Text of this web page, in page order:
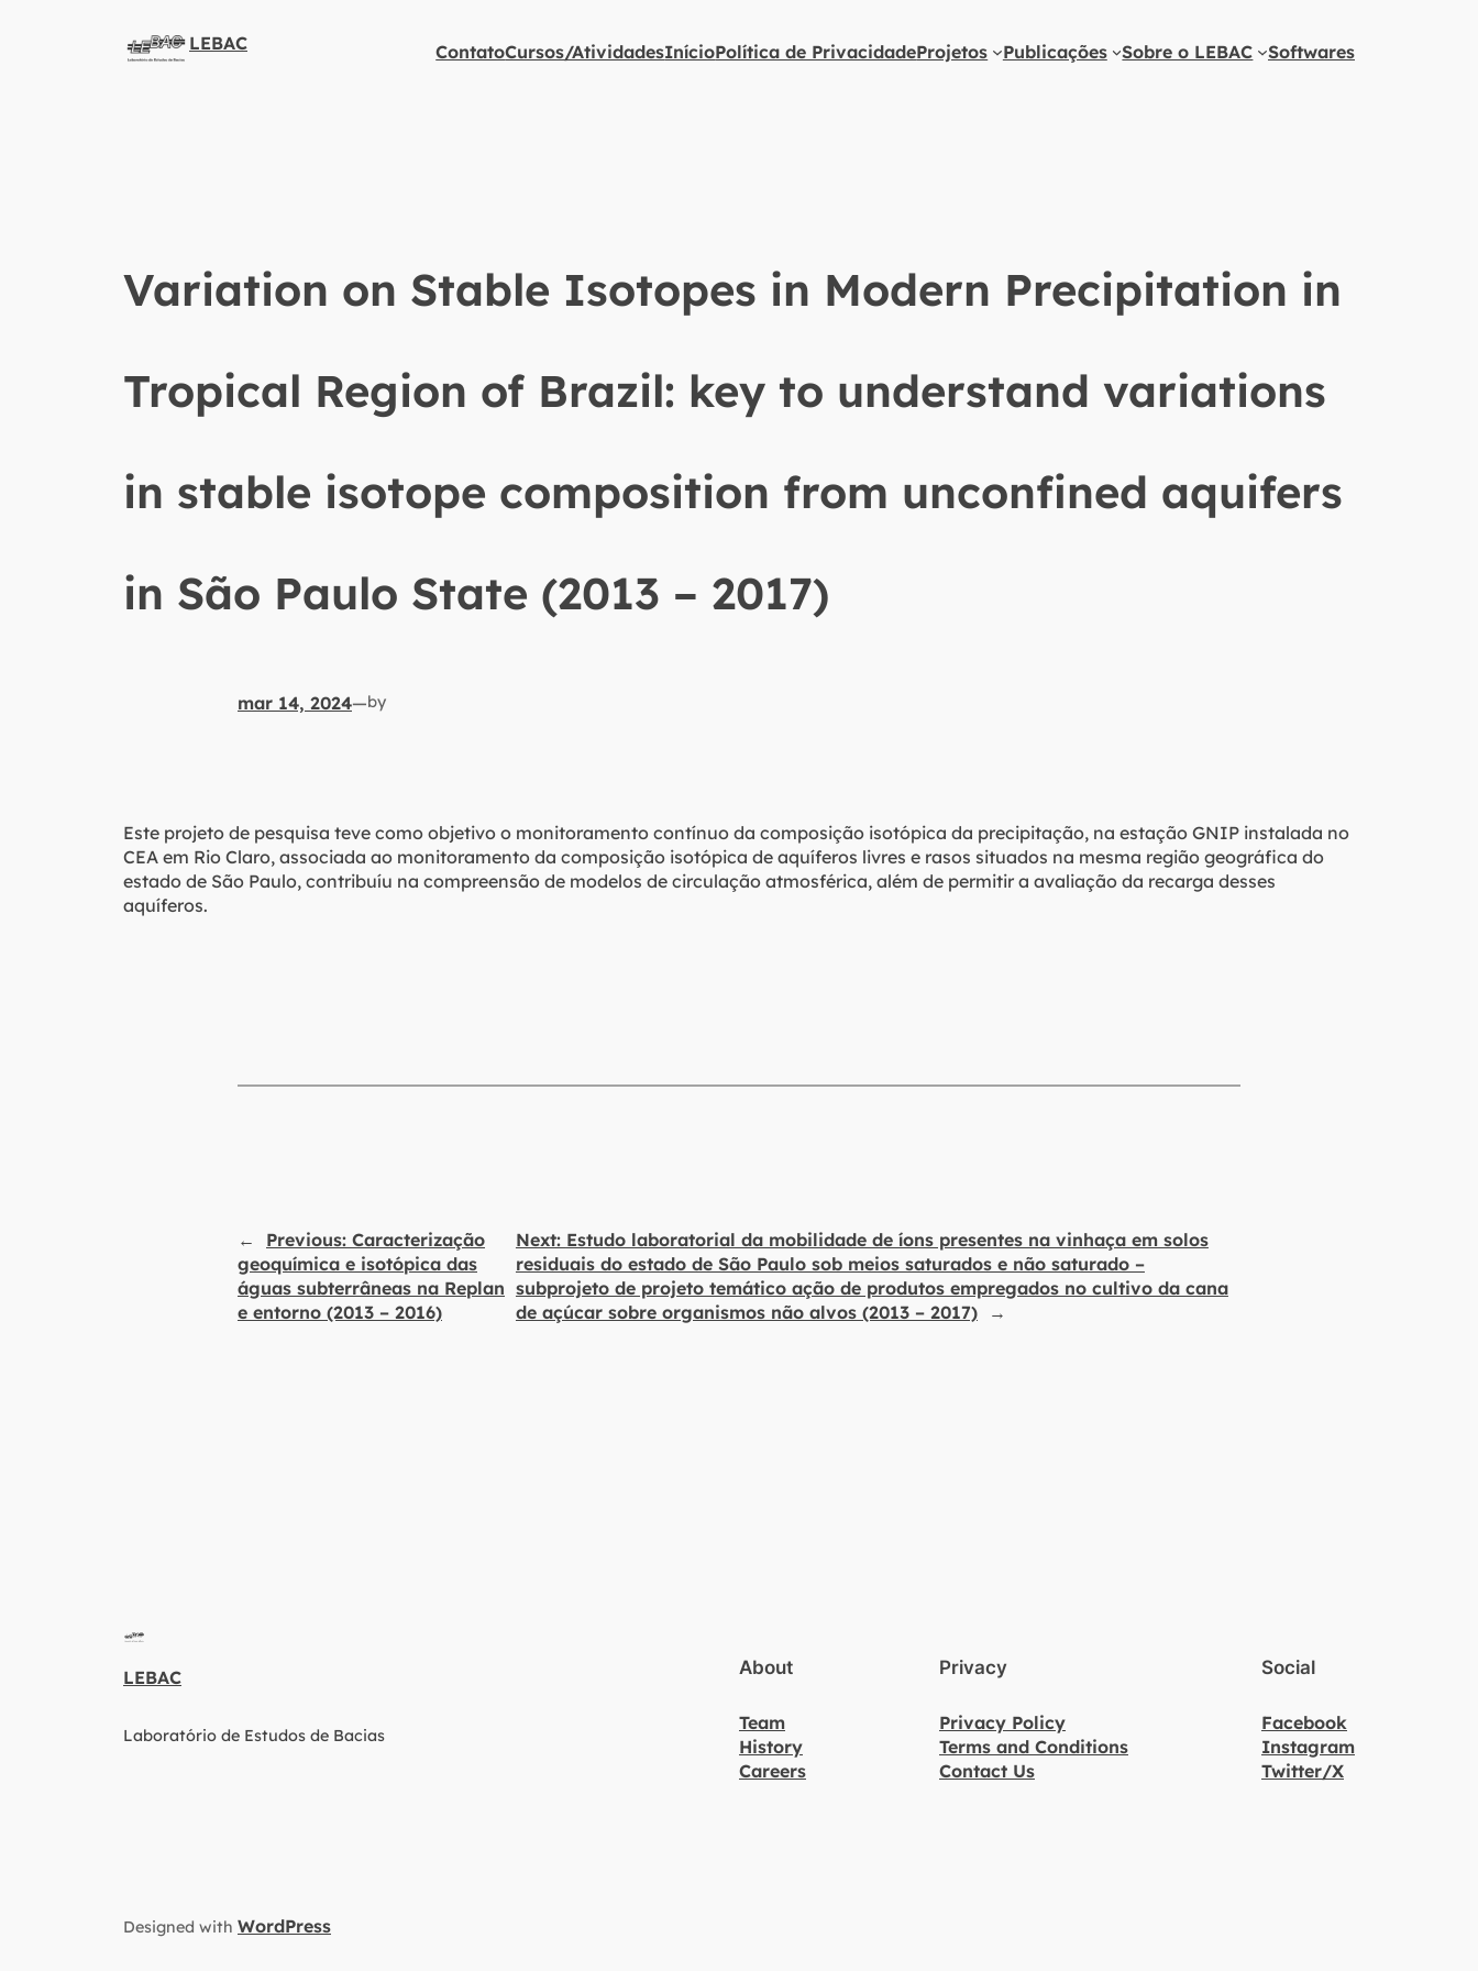
LEBAC ContatoCursos/AtividadesInícioPolítica de PrivacidadeProjetos Publicações Sobre o LEBAC Softwares
Variation on Stable Isotopes in Modern Precipitation in
Tropical Region of Brazil: key to understand variations
in stable isotope composition from unconfined aquifers
in São Paulo State (2013 – 2017)
mar 14, 2024—by
Este projeto de pesquisa teve como objetivo o monitoramento contínuo da composição isotópica da precipitação, na estação GNIP instalada no
CEA em Rio Claro, associada ao monitoramento da composição isotópica de aquíferos livres e rasos situados na mesma região geográfica do
estado de São Paulo, contribuíu na compreensão de modelos de circulação atmosférica, além de permitir a avaliação da recarga desses
aquíferos.
← Previous: Caracterização
geoquímica e isotópica das
águas subterrâneas na Replan
e entorno (2013 – 2016)
Next: Estudo laboratorial da mobilidade de íons presentes na vinhaça em solos
residuais do estado de São Paulo sob meios saturados e não saturado –
subprojeto de projeto temático ação de produtos empregados no cultivo da cana
de açúcar sobre organismos não alvos (2013 – 2017)
→
LEBAC
Laboratório de Estudos de Bacias
About
Team
History
Careers
Privacy
Privacy Policy
Terms and Conditions
Contact Us
Social
Facebook
Instagram
Twitter/X
Designed with WordPress